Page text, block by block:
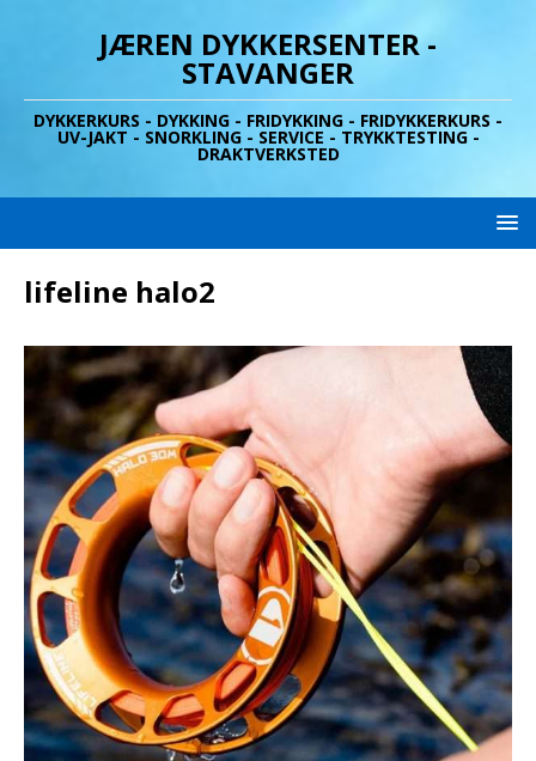
JÆREN DYKKERSENTER -
STAVANGER
DYKKERKURS - DYKKING - FRIDYKKING - FRIDYKKERKURS -
UV-JAKT - SNORKLING - SERVICE - TRYKKTESTING -
DRAKTVERKSTED
lifeline halo2